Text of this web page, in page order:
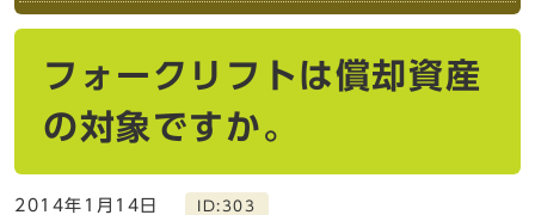
フォークリフトは償却資産
の対象ですか。
2014年1月14日 ID:303